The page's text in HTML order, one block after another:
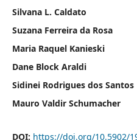
Silvana L. Caldato
Suzana Ferreira da Rosa
Maria Raquel Kanieski
Dane Block Araldi
Sidinei Rodrigues dos Santos
Mauro Valdir Schumacher
DOI: https://doi.org/10.5902/